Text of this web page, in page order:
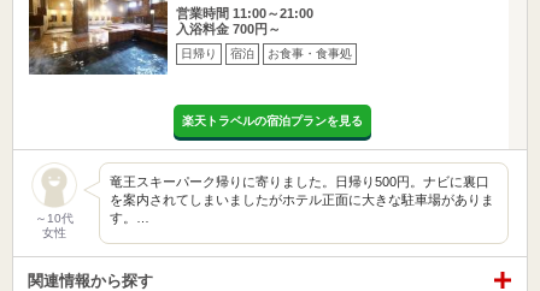
営業時間 11:00～21:00
入浴料金 700円～
日帰り 宿泊 お食事・食事処
楽天トラベルの宿泊プランを見る
～10代
女性
竜王スキーパーク帰りに寄りました。日帰り500円。ナビに裏口
を案内されてしまいましたがホテル正面に大きな駐車場がありま
す。…
関連情報から探す